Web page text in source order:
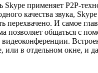
Skype применяет P2P-
качества звука, Skype
И самое
позволяет общаться с
или в отдельном окне, и